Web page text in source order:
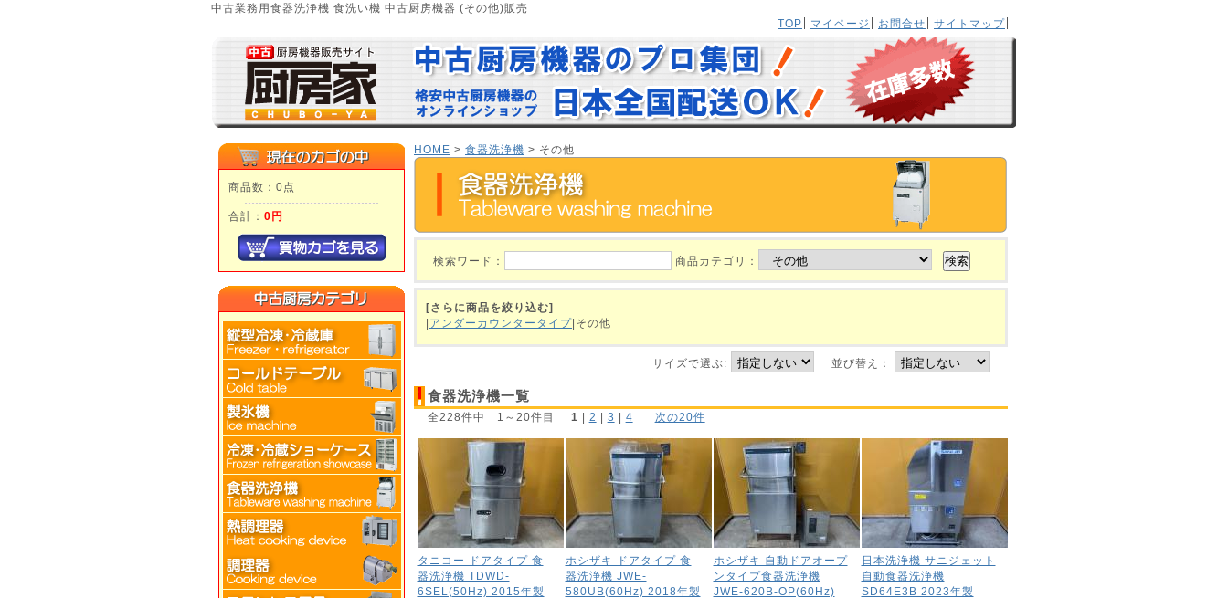
中古業務用食器洗浄機 食洗い機 中古厨房機器 (その他)販売
TOP
マイページ お問合せ サイトマップ
商品数：0点
合計： 0円
HOME > 食器洗浄機 > その他
検索ワード： 商品カテゴリ：
[さらに商品を絞り込む]
| アンダーカウンタータイプ|その他
サイズで選ぶ: 並び替え：
食器洗浄機一覧
全228件中 1～20件目 1 | 2 | 3 | 4 次の20件
タニコー ドアタイプ 食
器洗浄機 TDWD-
6SEL(50Hz) 2015年製
ホシザキ ドアタイプ 食
器洗浄機 JWE-
580UB(60Hz) 2018年製
ホシザキ 自動ドアオープ
ンタイプ食器洗浄機
JWE-620B-OP(60Hz)
日本洗浄機 サニジェット
自動食器洗浄機
SD64E3B 2023年製